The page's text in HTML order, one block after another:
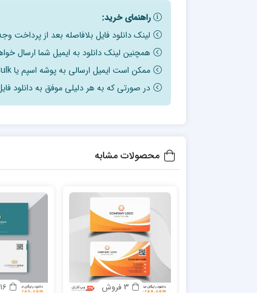
راهنمای خرید:
لینک دانلود فایل بلافاصله بعد از پرداخت
همچنین لینک دانلود به ایمیل شما ارسال
ممکن است ایمیل ارسالی به پوشه اسپم یا Bulk ایمیل شما ارسال شده باشد.
در صورتی که به هر دلیلی موفق به دانلود
محصولات مشابه
3 فروش 16 فروش